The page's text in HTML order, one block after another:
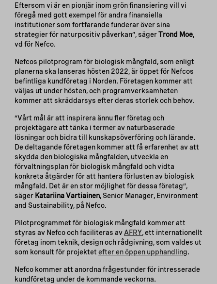
Eftersom vi är en pionjär inom grön finansiering vill vi
föregå med gott exempel för andra finansiella
institutioner som fortfarande funderar över sina
strategier för naturpositiv påverkan”, sägerTrond Moe,
vd för Nefco.
Nefcos pilotprogram för biologisk mångfald, som enligt
planerna ska lanseras hösten 2022, är öppet för Nefcos
befintliga kundföretag i Norden. Företagen kommer att
väljas ut under hösten, och programverksamheten
kommer att skräddarsys efter deras storlek och behov.
”Vårt mål är att inspirera ännu fler företag och
projektägare att tänka i termer av naturbaserade
lösningar och bidra till kunskapsöverföring och lärande.
De deltagande företagen kommer att få erfarenhet av att
skydda den biologiska mångfalden, utveckla en
förvaltningsplan för biologisk mångfald och vidta
konkreta åtgärder för att hantera förlusten av biologisk
mångfald. Det är en stor möjlighet för dessa företag”,
säger Katariina Vartiainen, Senior Manager, Environment
and Sustainability, på Nefco.
Pilotprogrammet för biologisk mångfald kommer att
styras av Nefco och faciliteras av AFRY,ett internationellt
företag inom teknik, design och rådgivning, som valdes ut
som konsult för projektet efter en öppen upphandling.
Nefco kommer att anordna frågestunder för intresserade
kundföretag under de kommande veckorna.